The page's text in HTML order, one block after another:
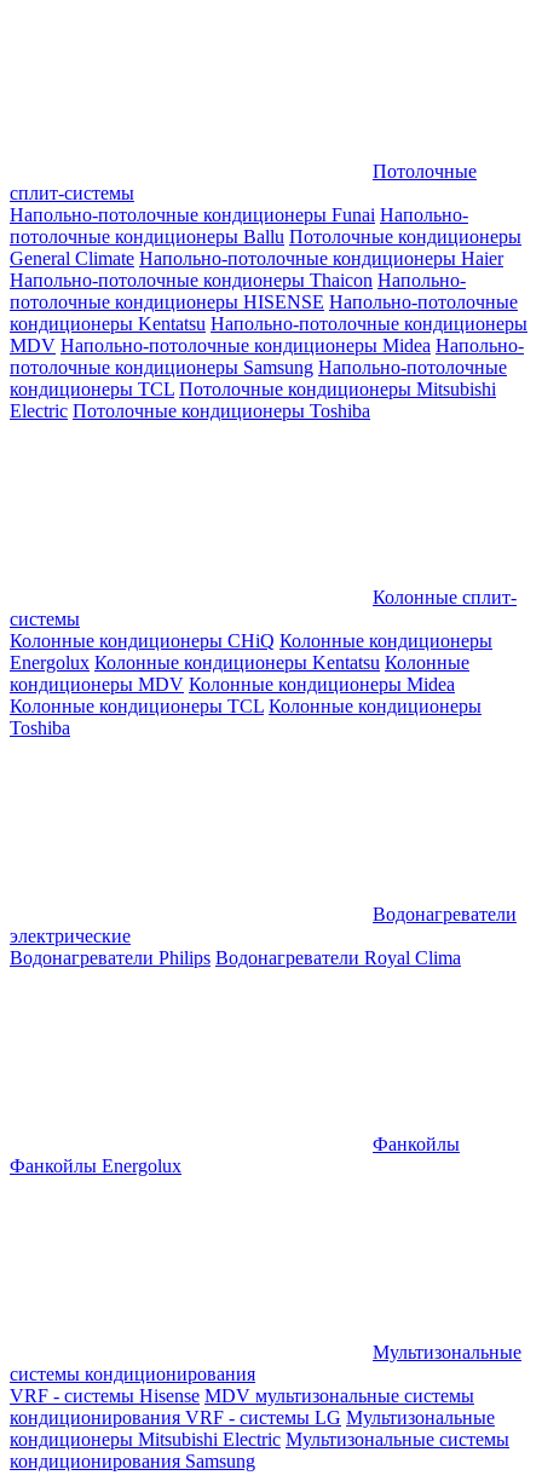
Потолочные
сплит-системы
Напольно-потолочные кондиционеры Funai Напольно-
потолочные кондиционеры Ballu Потолочные кондиционеры
General Climate Напольно-потолочные кондиционеры Haier
Напольно-потолочные кондионеры Thaicon Напольно-
потолочные кондиционеры HISENSE Напольно-потолочные
кондиционеры Kentatsu Напольно-потолочные кондиционеры
MDV Напольно-потолочные кондиционеры Midea Напольно-
потолочные кондиционеры Samsung Напольно-потолочные
кондиционеры TCL Потолочные кондиционеры Mitsubishi
Electric Потолочные кондиционеры Toshiba
Колонные сплит-
системы
Колонные кондиционеры CHiQ Колонные кондиционеры
Energolux Колонные кондиционеры Kentatsu Колонные
кондиционеры MDV Колонные кондиционеры Midea
Колонные кондиционеры TCL Колонные кондиционеры
Toshiba
Водонагреватели
электрические
Водонагреватели Philips Водонагреватели Royal Clima
Фанкойлы
Фанкойлы Energolux
Мультизональные
системы кондиционирования
VRF - системы Hisense MDV мультизональные системы
кондиционирования VRF - системы LG Мультизональные
кондиционеры Mitsubishi Electric Мультизональные системы
кондиционирования Samsung